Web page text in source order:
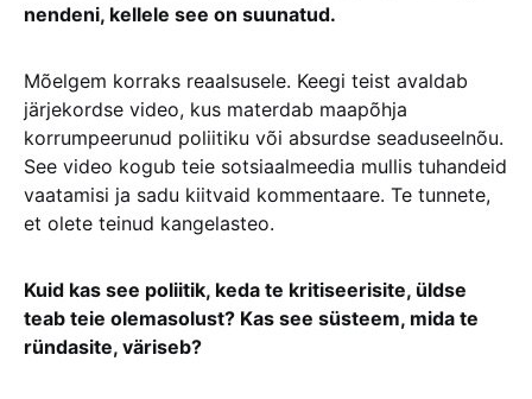
nendeni, kellele see on suunatud.
Mõelgem korraks reaalsusele. Keegi teist avaldab
järjekordse video, kus materdab maapõhja
korrumpeerunud poliitiku või absurdse seaduseelnõu.
See video kogub teie sotsiaalmeedia mullis tuhandeid
vaatamisi ja sadu kiitvaid kommentaare. Te tunnete,
et olete teinud kangelasteo.
Kuid kas see poliitik, keda te kritiseerisite, üldse
teab teie olemasolust? Kas see süsteem, mida te
ründasite, väriseb?